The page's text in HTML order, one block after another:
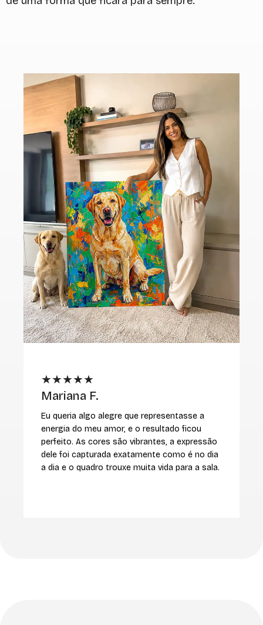
★★★★★
Mariana F.
Eu queria algo alegre que representasse a
energia do meu amor, e o resultado ficou
perfeito. As cores são vibrantes, a expressão
dele foi capturada exatamente como é no dia
a dia e o quadro trouxe muita vida para a sala.